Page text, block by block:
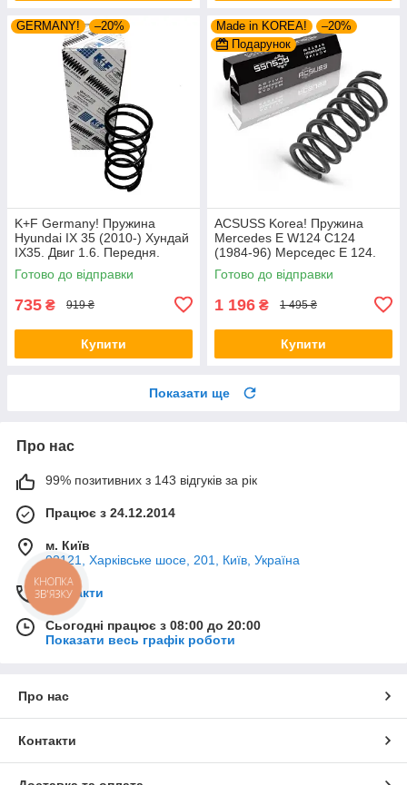
GERMANY! –20%
K+F Germany! Пружина
Hyundai IX 35 (2010-) Хундай
IX35. Двиг 1.6. Передня.
4037261 , RA3461 , 998967.
К+Ф Німеччина
Готово до відправки
735 ₴ 919 ₴
Купити
Made in KOREA!
–20%
Подарунок
ACSUSS Korea! Пружина
Mercedes E W124 C124
(1984-96) Мерседес Е 124.
Задня. 4256803 , RD5084 ,
996072. Аксусс Корея
Готово до відправки
1 196 ₴ 1 495 ₴
Купити
Показати ще
Про нас
99% позитивних з 143 відгуків за рік
Працює з 24.12.2014
м. Київ
02121, Харківське шосе, 201, Київ, Україна
Контакти
Сьогодні працює з 08:00 до 20:00
Показати весь графік роботи
Про нас
Контакти
КНОПКА
ЗВ'ЯЗКУ